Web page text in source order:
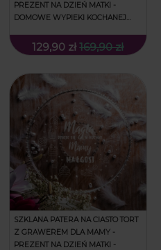
PREZENT NA DZIEŃ MATKI -
DOMOWE WYPIEKI KOCHANEJ
129,90 zł 169,90 zł
SZKLANA PATERA NA CIASTO TORT
Z GRAWEREM DLA MAMY -
PREZENT NA DZIEŃ MATKI -